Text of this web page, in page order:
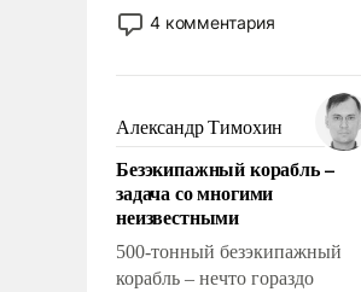
принадлежит, а кого из неё
исключили с правом
чем она отличается от просто
образованных людей. Иногда
казалось, что эти вопросы
решены раз и навсегда, но –
нет, не решены.
4 комментария
Александр Тимохин
Безэкипажный корабль –
задача со многими
неизвестными
500-тонный безэкипажный
корабль – нечто гораздо